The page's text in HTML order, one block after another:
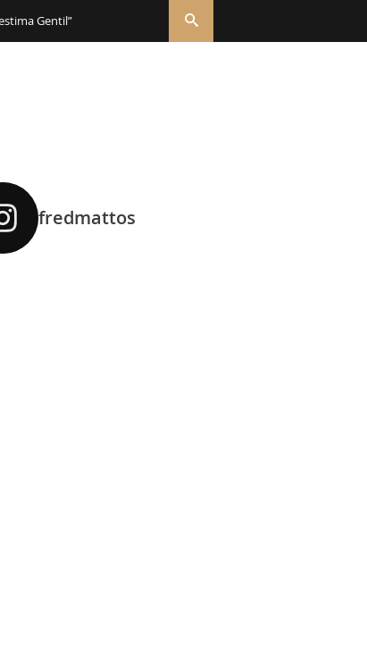
Gentil”
fredmattos